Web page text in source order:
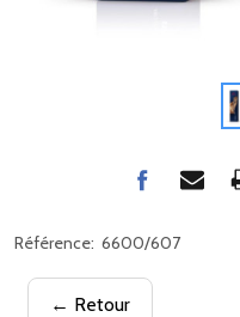
Référence: 6600/607
← Retour